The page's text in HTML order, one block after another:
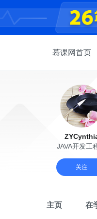
慕课网首页
JAVA开发工
关注
主页 在